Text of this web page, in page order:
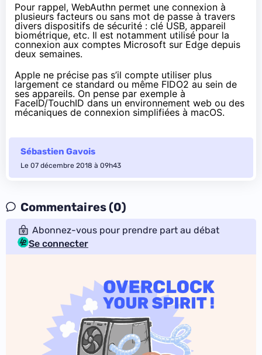
Pour rappel, WebAuthn permet une connexion à
plusieurs facteurs ou sans mot de passe à travers
divers dispositifs de sécurité : clé USB, appareil
biométrique, etc. Il est notamment utilisé pour la
connexion aux comptes Microsoft sur Edge depuis
deux semaines.
Apple ne précise pas s’il compte utiliser plus
largement ce standard ou même FIDO2 au sein de
ses appareils. On pense par exemple à
FaceID/TouchID dans un environnement web ou des
mécaniques de connexion simplifiées à macOS.
Sébastien Gavois
Le 07 décembre 2018 à 09h43
Commentaires (0)
Abonnez-vous pour prendre part au débat
Se connecter